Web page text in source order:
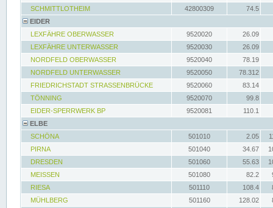
SCHMITTLOTHEIM
42800309
74.5
EIDER
LEXFÄHRE OBERWASSER
9520020
26.09
LEXFÄHRE UNTERWASSER
9520030
26.09
NORDFELD OBERWASSER
9520040
78.19
NORDFELD UNTERWASSER
9520050
78.312
FRIEDRICHSTADT STRASSENBRÜCKE
9520060
83.14
TÖNNING
9520070
99.8
EIDER-SPERRWERK BP
9520081
110.1
ELBE
SCHÖNA
501010 2.05
PIRNA
501040 34.67
DRESDEN
501060 55.63
MEISSEN
501080 82.2
RIESA
501110 108.4
MÜHLBERG
501160 128.02